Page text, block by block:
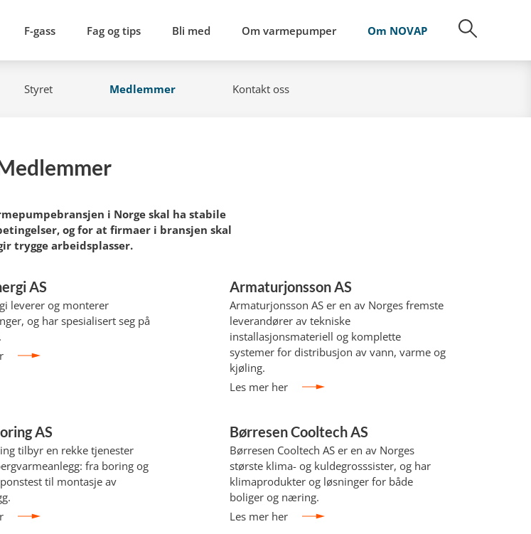
F-gass Fag og tips Bli med Om varmepumper Om NOVAP
Styret Medlemmer Kontakt oss
i Norge skal ha stabile
og for at firmaer i bransjen skal
trygge arbeidsplasser.
AS
leverer og monterer
og har spesialisert seg på
Armaturjonsson AS
Armaturjonsson AS er en av Norges fremste
leverandører av tekniske
installasjonsmateriell og komplette
systemer for distribusjon av vann, varme og
kjøling.
Les mer her
AS
tilbyr en rekke tjenester
fra boring og
til montasje av
Børresen Cooltech AS
Børresen Cooltech AS er en av Norges
største klima- og kuldegrosssister, og har
klimaprodukter og løsninger for både
boliger og næring.
Les mer her